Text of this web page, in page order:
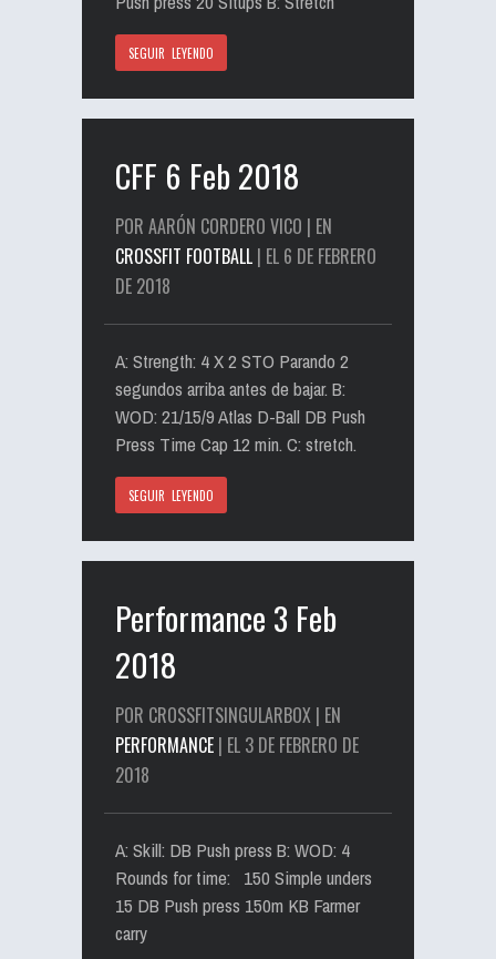
SEGUIR LEYENDO
CFF 6 Feb 2018
POR AARÓN CORDERO VICO | EN
CROSSFIT FOOTBALL | EL 6 DE FEBRERO
DE 2018
A: Strength: 4 X 2 STO Parando 2
segundos arriba antes de bajar. B:
WOD: 21/15/9 Atlas D-Ball DB Push
Press Time Cap 12 min. C: stretch.
SEGUIR LEYENDO
Performance 3 Feb
2018
POR CROSSFITSINGULARBOX | EN
PERFORMANCE | EL 3 DE FEBRERO DE
2018
A: Skill: DB Push press B: WOD: 4
Rounds for time: 150 Simple unders
15 DB Push press 150m KB Farmer
carry